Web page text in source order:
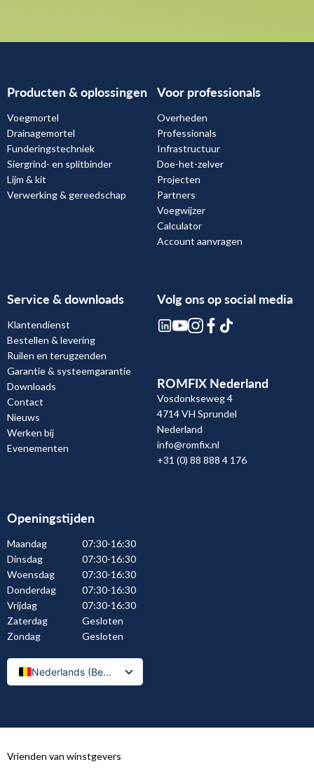
Producten & oplossingen
Voegmortel
Drainagemortel
Funderingstechniek
Siergrind- en splitbinder
Lijm & kit
Verwerking & gereedschap
Voor professionals
Overheden
Professionals
Infrastructuur
Doe-het-zelver
Projecten
Partners
Voegwijzer
Calculator
Account aanvragen
Service & downloads
Klantendienst
Bestellen & levering
Ruilen en terugzenden
Garantie & systeemgarantie
Downloads
Contact
Nieuws
Werken bij
Evenementen
Volg ons op social media
ROMFIX Nederland
Vosdonkseweg 4
4714 VH Sprundel
Nederland
info@romfix.nl
+31 (0) 88 888 4 176
Openingstijden
Maandag
07:30-16:30
Dinsdag
07:30-16:30
Woensdag
07:30-16:30
Donderdag
07:30-16:30
Vrijdag
07:30-16:30
Zaterdag
Gesloten
Zondag
Gesloten
Nederlands (België)
Vrienden van winstgevers